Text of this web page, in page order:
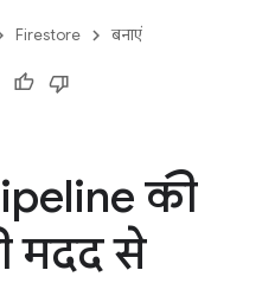
Firestore बनाएं
की
मदद से